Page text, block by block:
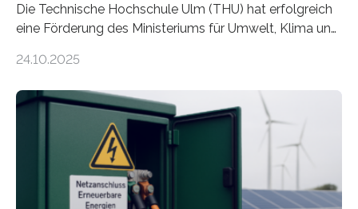
Die Technische Hochschule Ulm (THU) hat erfolgreich
eine Förderung des Ministeriums für Umwelt, Klima und
Forschungsprojekt „LAGER – Langzeitspeicherung in
Quartieren“ eingeworben. Ziel des Projekts ist die
Entwicklung, Erprobung und Demonstration von
Konzepten zur langfristigen Energiespeicherung in
sektorübergreifend vernetzten Energiesystemen. Das
Projekt startete am 15. Oktober 2025, hat eine Laufzeit
von drei Jahren und ein Gesamtvolumen von rund 2,9
24.10.2025